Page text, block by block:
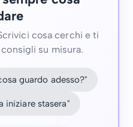
cosa cerchi e ti
su misura.
guardo adesso?"
iniziare stasera"